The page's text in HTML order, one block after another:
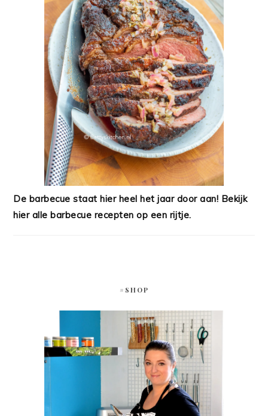
De barbecue staat hier heel het jaar door aan! Bekijk
hier alle barbecue recepten op een rijtje.
#SHOP